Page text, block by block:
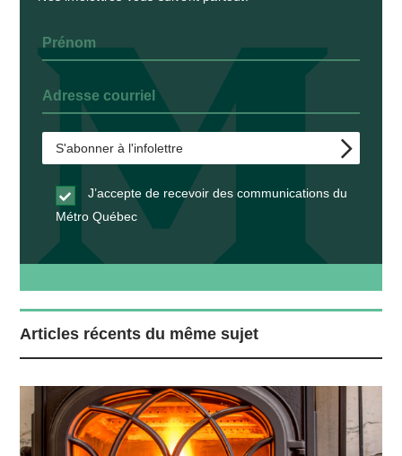
J’accepte de recevoir des communications du
Métro Québec
Articles récents du même sujet